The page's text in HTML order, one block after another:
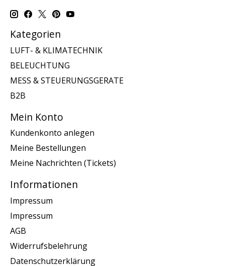
Kategorien
LUFT- & KLIMATECHNIK
BELEUCHTUNG
MESS & STEUERUNGSGERATE
B2B
Mein Konto
Kundenkonto anlegen
Meine Bestellungen
Meine Nachrichten (Tickets)
Informationen
Impressum
Impressum
AGB
Widerrufsbelehrung
Datenschutzerklärung